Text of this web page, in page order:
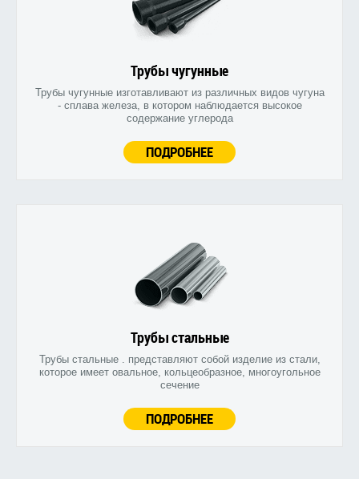
Трубы чугунные
Трубы чугунные изготавливают из различных видов чугуна
- сплава железа, в котором наблюдается высокое
содержание углерода
ПОДРОБНЕЕ
Трубы стальные
Трубы стальные . представляют собой изделие из стали,
которое имеет овальное, кольцеобразное, многоугольное
сечение
ПОДРОБНЕЕ